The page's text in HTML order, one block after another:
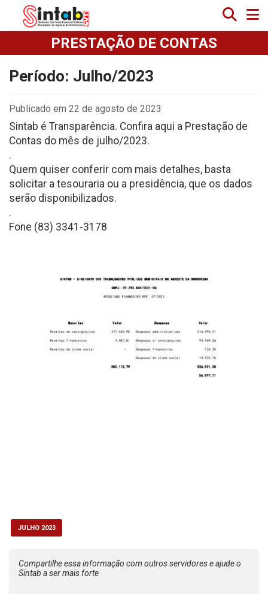
PRESTAÇÃO DE CONTAS
Período: Julho/2023
Publicado em 22 de agosto de 2023
Sintab é Transparência. Confira aqui a Prestação de
Contas do mês de julho/2023.
.
Quem quiser conferir com mais detalhes, basta
solicitar a tesouraria ou a presidência, que os dados
serão disponibilizados.
.
Fone (83) 3341-3178
JULHO 2023
Compartilhe essa informação com outros servidores e ajude o
Sintab a ser mais forte